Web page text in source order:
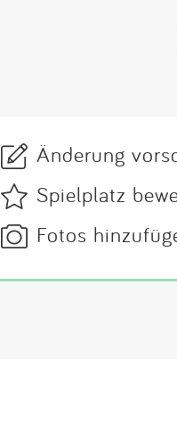
Änderung
Spielplatz
Fotos